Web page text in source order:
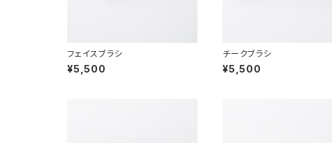
フェイスブラシ
¥5,500
チークブラシ
¥5,500